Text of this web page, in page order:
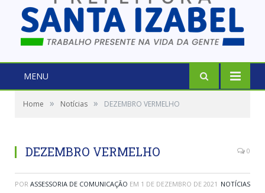
MENU
Home » Notícias » DEZEMBRO VERMELHO
DEZEMBRO VERMELHO 0
POR ASSESSORIA DE COMUNICAÇÃO EM 1 DE DEZEMBRO DE 2021 NOTÍCIAS